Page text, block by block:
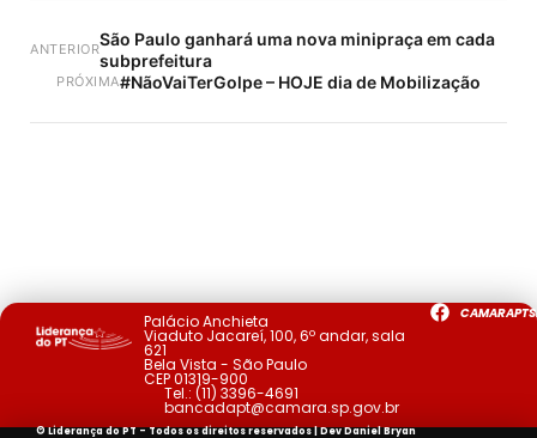
ANTERIORSão Paulo ganhará uma nova minipraça em cada
subprefeitura
PRÓXIMA#NãoVaiTerGolpe – HOJE dia de Mobilização
Palácio Anchieta
Viaduto Jacareí, 100, 6º andar, sala
621
Bela Vista - São Paulo
CEP 01319-900
Tel.: (11) 3396-4691
bancadapt@camara.sp.gov.br
© Liderança do PT - Todos os direitos reservados | DevDaniel Bryan